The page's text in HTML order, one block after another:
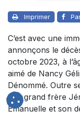
Imprimer
C’est avec une
annonçons le
octobre 2023, à
aimé de Nancy
Dénommé. Outre
son grand frère
Emanuelle et son